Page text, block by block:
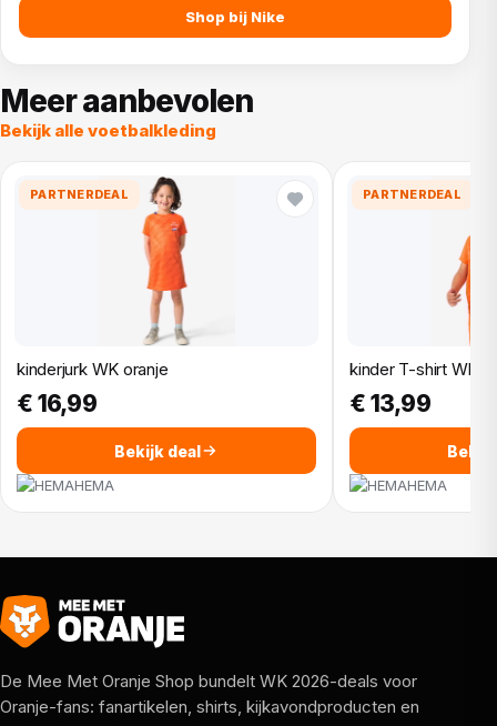
Shop bij Nike
Meer aanbevolen
Bekijk alle voetbalkleding
PARTNERDEAL
kinderjurk WK oranje
€ 16,99
Bekijk deal
HEMA
PARTNERDEAL
kinder T-shirt WK
€ 13,99
HEMA
De Mee Met Oranje Shop bundelt WK 2026-deals voor
Oranje-fans: fanartikelen, shirts, kijkavondproducten en